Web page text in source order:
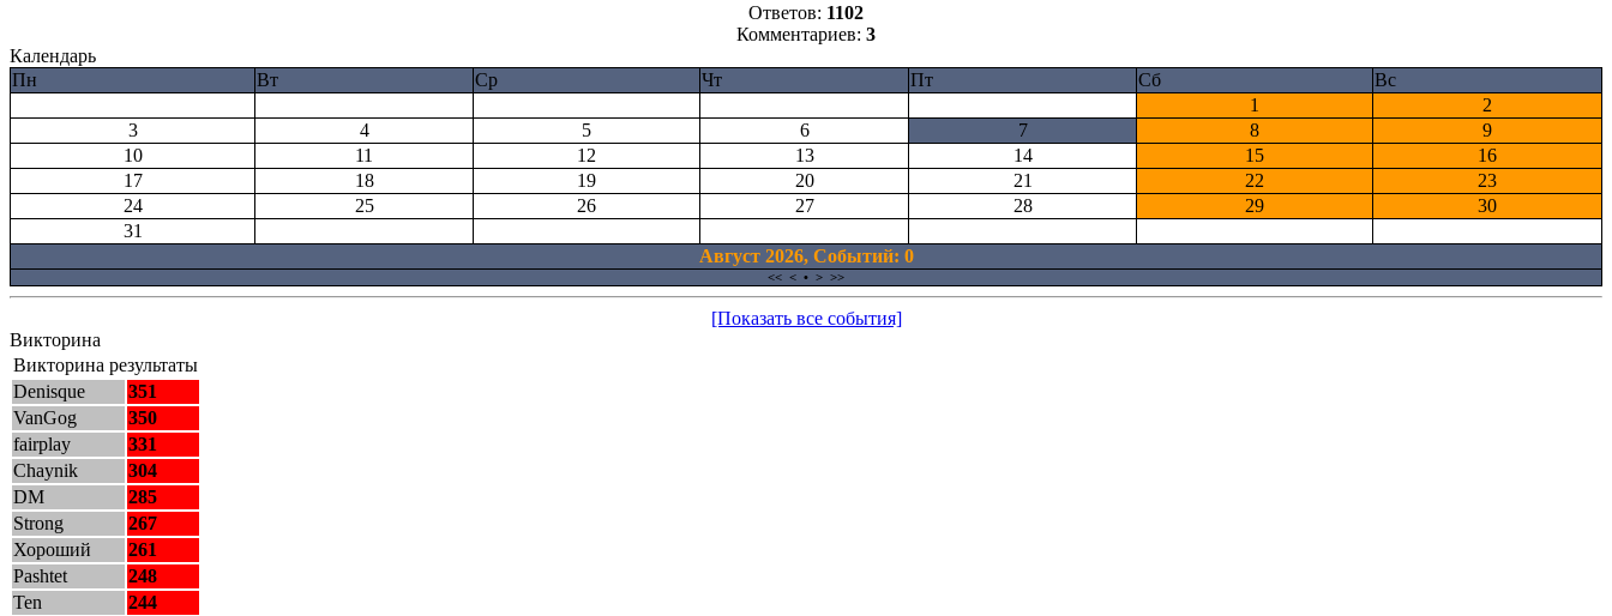
Ответов: 1102
Комментариев: 3
Календарь
Пн
Вт Ср Чт Пт Сб
Вс
1
2
3
4 5 6 7 8
9
10
11 12 13 14 15
16
17
18 19 20 21 22
23
24
25 26 27 28 29
30
31
Август 2026, Cобытий: 0
<< < • > >>
[Показать все события]
Викторина
Викторина результаты
Denisque
351
VanGog
350
fairplay
331
Chaynik
304
DM
285
Strong
267
Хороший
261
Pashtet
248
Ten
244